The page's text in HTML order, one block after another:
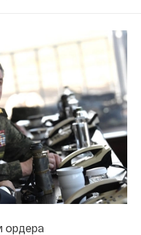
ордера